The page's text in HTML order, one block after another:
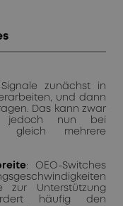
zunächst in
und dann
Das kann zwar
jedoch nun bei
gleich mehrere
: OEO-Switches
zur Unterstützung
häufig den